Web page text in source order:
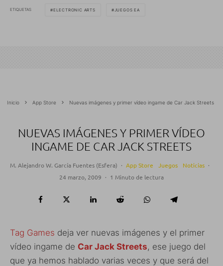
ETIQUETAS ELECTRONIC ARTS JUEGOS EA
Inicio App Store Nuevas imágenes y primer vídeo ingame de Car Jack Streets
NUEVAS IMÁGENES Y PRIMER VÍDEO
INGAME DE CAR JACK STREETS
M. Alejandro W. García Fuentes (Esfera) · App Store Juegos Noticias ·
24 marzo, 2009 · 1 Minuto de lectura
Tag Games deja ver nuevas imágenes y el primer
vídeo ingame de Car Jack Streets, ese juego del
que ya hemos hablado varias veces y que será del